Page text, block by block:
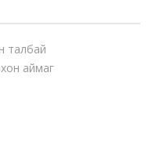
талбай
аймаг